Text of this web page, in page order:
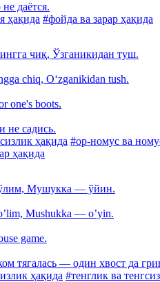
даётся.
ҳақида #фойда ва зарар ҳақида
чиқ, Ўзганикидан туш.
chiq, O‘zganikidan tush.
one's boots.
не садись.
ҳақида #ор-номус ва
ҳақида
Мушукка — ўйин.
Mushukka — oʼyin.
game.
тягалась — один хвост да
ҳақида #тенглик ва